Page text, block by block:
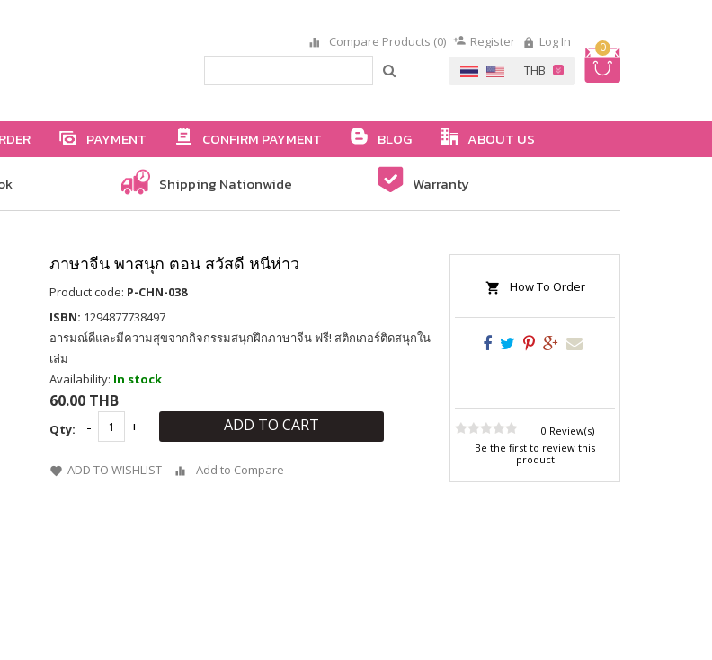
0
Compare Products (0) Register Log In
PAYMENT CONFIRM PAYMENT BLOG ABOUT US
Shipping Nationwide Warranty
ภาษาจีน พาสนุก ตอน สวัสดี หนีห่าว
Product code: P-CHN-038
ISBN: 1294877738497
อารมณ์ดีและมีความสุขจากกิจกรรมสนุกฝึกภาษาจีน ฟรี! สติกเกอร์ติดสนุกใน
เล่ม
Availability: In stock
60.00 THB
Qty: ADD TO CART
ADD TO WISHLIST Add to Compare
How To Order
0 Review(s)
Be the first to review this
product